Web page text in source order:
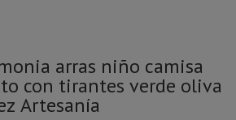
arras niño camisa
con tirantes verde oliva
Artesanía